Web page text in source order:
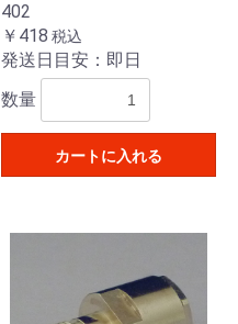
402
￥418 税込
発送日目安：即日
数量
カートに入れる